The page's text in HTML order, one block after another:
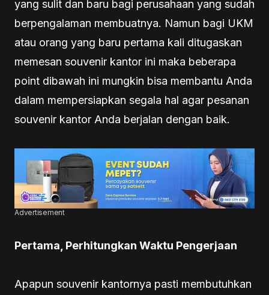
yang sulit dan baru bagi perusahaan yang sudah
berpengalaman membuatnya. Namun bagi UKM
atau orang yang baru pertama kali ditugaskan
memesan souvenir kantor ini maka beberapa
point dibawah ini mungkin bisa membantu Anda
dalam mempersiapkan segala hal agar pesanan
souvenir kantor Anda berjalan dengan baik.
Advertisement
Pertama, Perhitungkan Waktu Pengerjaan
Apapun souvenir kantornya pasti membutuhkan